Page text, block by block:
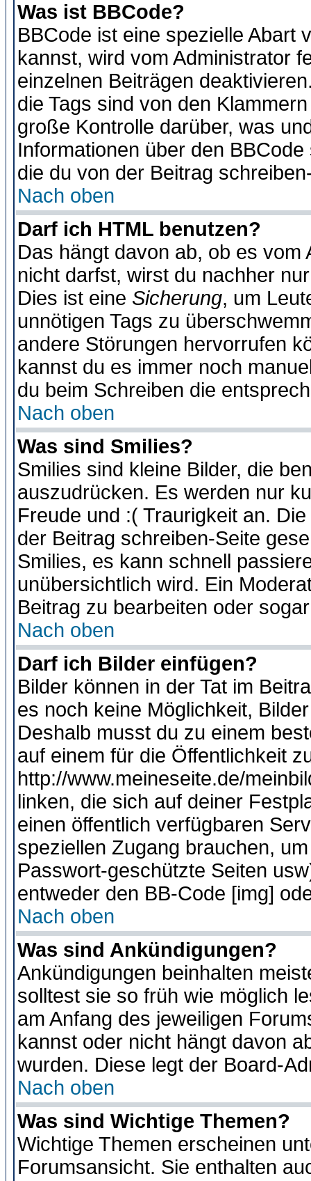
Was ist BBCode?
BBCode ist eine spezielle Abart
kannst, wird vom Administrator
einzelnen Beiträgen
die Tags sind von den
große Kontrolle darüber, was
Informationen über den
die du von der Beitrag
Nach oben
Darf ich HTML benutzen?
Das hängt davon ab, ob es
nicht darfst, wirst du nachher
Dies ist eine Sicherung, um
unnötigen Tags zu
andere Störungen hervorrufen
kannst du es immer noch
du beim Schreiben die
Nach oben
Was sind Smilies?
Smilies sind kleine Bilder, die
auszudrücken. Es werden nur
Freude und :( Traurigkeit an.
der Beitrag schreiben-Seite
Smilies, es kann schnell
unübersichtlich wird. Ein
Beitrag zu bearbeiten oder
Nach oben
Darf ich Bilder einfügen?
Bilder können in der Tat im
es noch keine Möglichkeit,
Deshalb musst du zu einem
auf einem für die Öffentlichkeit
http://www.meineseite.de/
linken, die sich auf deiner
einen öffentlich verfügbaren
speziellen Zugang brauchen,
Passwort-geschützte Seiten
entweder den BB-Code [img]
Nach oben
Was sind Ankündigungen?
Ankündigungen beinhalten
solltest sie so früh wie möglich
am Anfang des jeweiligen
kannst oder nicht hängt davon
wurden. Diese legt der Board-
Nach oben
Was sind Wichtige Themen?
Wichtige Themen erscheinen
Forumsansicht. Sie enthalten